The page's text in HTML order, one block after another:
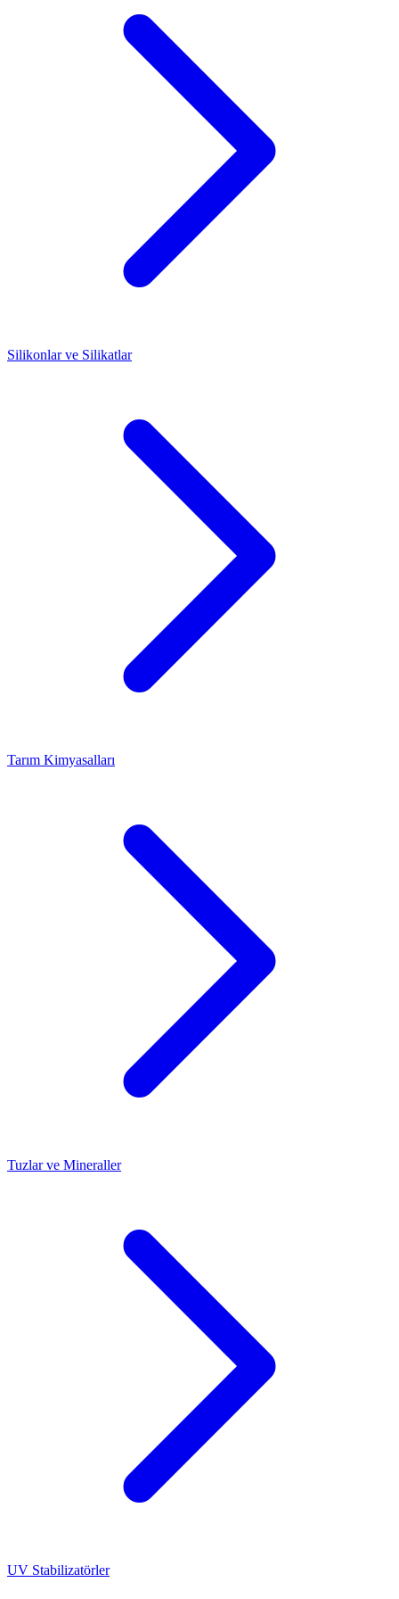
Silikonlar ve Silikatlar
Tarım Kimyasalları
Tuzlar ve Mineraller
UV Stabilizatörler